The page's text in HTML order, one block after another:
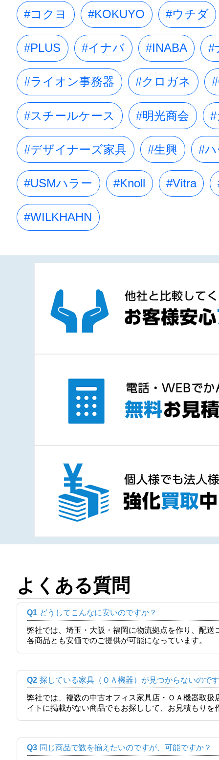
#コクヨ #KOKUYO #ウチダ
#PLUS #イナバ #INABA #
#ライオン事務器 #クロガネ
#スチールケース #明光商会
#デザイナーズ家具 #生興 #
#USMハラー #Knoll #Vitra
#WILKHAHN
よくある質問
Q1 どうしてこんなに安いのですか？
弊社では、埼玉・大阪・福岡に物流拠点を作り、配
各商品とも安価でのご提供が可能になっています。
Q2 探している家具（ＯＡ機器）が見つからないので
弊社では、複数の中古オフィス家具店・ＯＡ機器取
イトに掲載がない商品でもお探しして、お見積もりを
Q3 同じ商品で数を揃えたいのですが、可能ですか？